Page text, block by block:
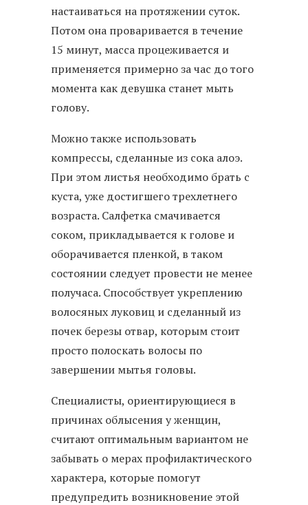
настаиваться на протяжении суток.
Потом она проваривается в течение
15 минут, масса процеживается и
применяется примерно за час до того
момента как девушка станет мыть
голову.
Можно также использовать
компрессы, сделанные из сока алоэ.
При этом листья необходимо брать с
куста, уже достигшего трехлетнего
возраста. Салфетка смачивается
соком, прикладывается к голове и
оборачивается пленкой, в таком
состоянии следует провести не менее
получаса. Способствует укреплению
волосяных луковиц и сделанный из
почек березы отвар, которым стоит
просто полоскать волосы по
завершении мытья головы.
Специалисты, ориентирующиеся в
причинах облысения у женщин,
считают оптимальным вариантом не
забывать о мерах профилактического
характера, которые помогут
предупредить возникновение этой